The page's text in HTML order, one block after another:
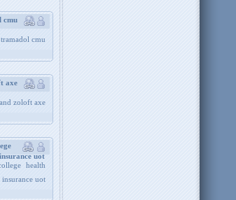
cmu
zoloft axe
uot
health
insurance uot